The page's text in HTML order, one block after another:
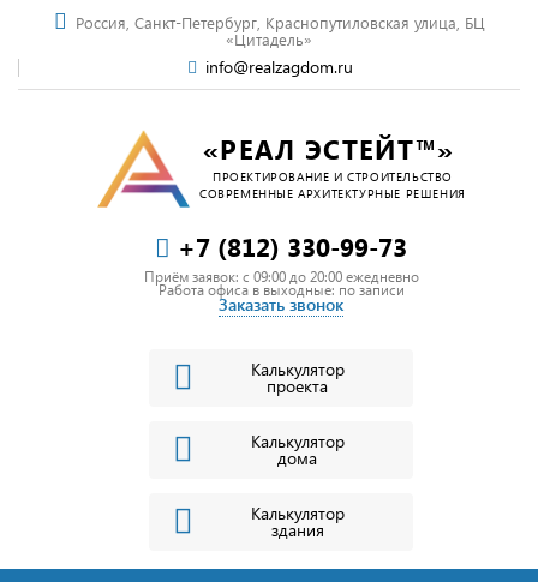
Россия, Санкт-Петербург, Краснопутиловская улица, БЦ
«Цитадель»
info@realzagdom.ru
«РЕАЛ ЭСТЕЙТ™»
ПРОЕКТИРОВАНИЕ И СТРОИТЕЛЬСТВО
СОВРЕМЕННЫЕ АРХИТЕКТУРНЫЕ РЕШЕНИЯ
+7 (812) 330-99-73
Приём заявок: c 09:00 до 20:00 ежедневно
Работа офиса в выходные: по записи
Заказать звонок
Калькулятор
проекта
Калькулятор
дома
Калькулятор
здания